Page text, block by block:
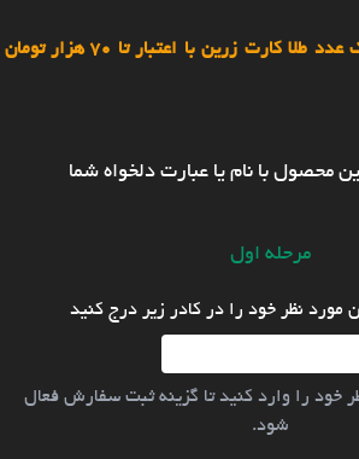
طلا کارت زرین با اعتبار تا 70 هزار تومان
محصول با نام یا عبارت دلخواه شما
مرحله اول
مورد نظر خود را در کادر زیر درج کنید
خود را وارد کنید تا گزینه ثبت سفارش فعال
شود.